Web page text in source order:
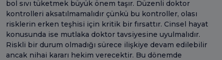
bol sıvı tüketmek büyük önem taşır. Düzenli doktor
kontrolleri aksatılmamalıdır çünkü bu kontroller, olası
risklerin erken teşhisi için kritik bir fırsattır. Cinsel hayat
konusunda ise mutlaka doktor tavsiyesine uyulmalıdır.
Riskli bir durum olmadığı sürece ilişkiye devam edilebilir
ancak nihai kararı hekim verecektir. Bu dönemde